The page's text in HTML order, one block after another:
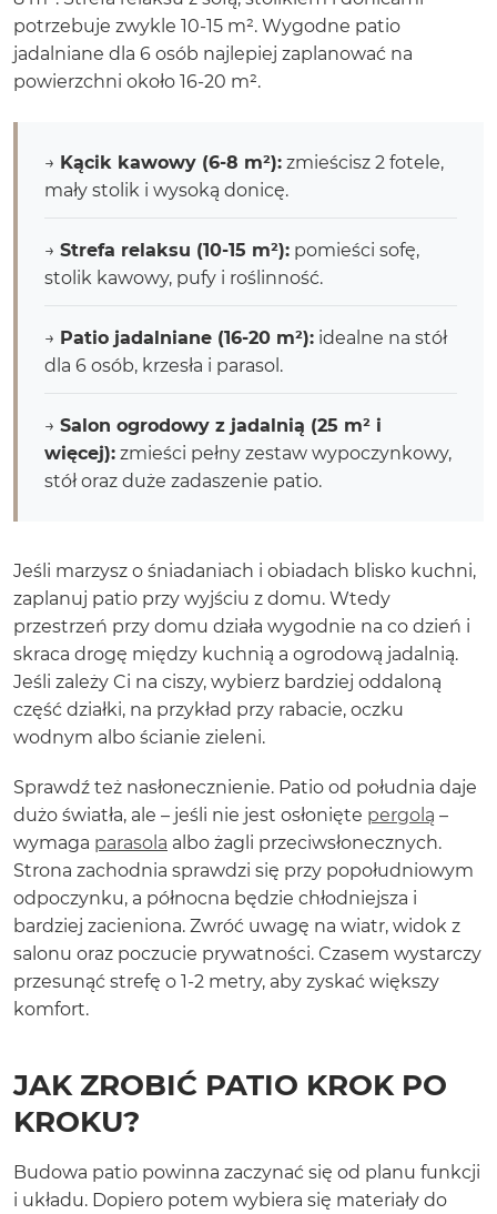
potrzebuje zwykle 10-15 m². Wygodne patio
jadalniane dla 6 osób najlepiej zaplanować na
powierzchni około 16-20 m².
→ Kącik kawowy (6-8 m²): zmieścisz 2 fotele,
mały stolik i wysoką donicę.
→ Strefa relaksu (10-15 m²): pomieści sofę,
stolik kawowy, pufy i roślinność.
→ Patio jadalniane (16-20 m²): idealne na stół
dla 6 osób, krzesła i parasol.
→ Salon ogrodowy z jadalnią (25 m² i
więcej): zmieści pełny zestaw wypoczynkowy,
stół oraz duże zadaszenie patio.
Jeśli marzysz o śniadaniach i obiadach blisko kuchni,
zaplanuj patio przy wyjściu z domu. Wtedy
przestrzeń przy domu działa wygodnie na co dzień i
skraca drogę między kuchnią a ogrodową jadalnią.
Jeśli zależy Ci na ciszy, wybierz bardziej oddaloną
część działki, na przykład przy rabacie, oczku
wodnym albo ścianie zieleni.
Sprawdź też nasłonecznienie. Patio od południa daje
dużo światła, ale – jeśli nie jest osłonięte pergolą –
wymaga parasola albo żagli przeciwsłonecznych.
Strona zachodnia sprawdzi się przy popołudniowym
odpoczynku, a północna będzie chłodniejsza i
bardziej zacieniona. Zwróć uwagę na wiatr, widok z
salonu oraz poczucie prywatności. Czasem wystarczy
przesunąć strefę o 1-2 metry, aby zyskać większy
komfort.
JAK ZROBIĆ PATIO KROK PO
KROKU?
Budowa patio powinna zaczynać się od planu funkcji
i układu. Dopiero potem wybiera się materiały do